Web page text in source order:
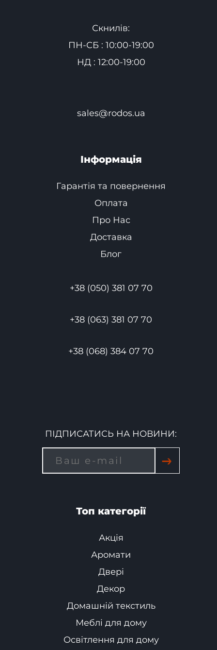
Скнилів:
ПН-СБ : 10:00-19:00
НД : 12:00-19:00
sales@rodos.ua
Інформація
Гарантія та повернення
Оплата
Про Нас
Доставка
Блог
+38 (050) 381 07 70
+38 (063) 381 07 70
+38 (068) 384 07 70
ПІДПИСАТИСЬ НА НОВИНИ:
→
Топ категорії
Акція
Аромати
Двері
Декор
Домашній текстиль
Меблі для дому
Освітлення для дому